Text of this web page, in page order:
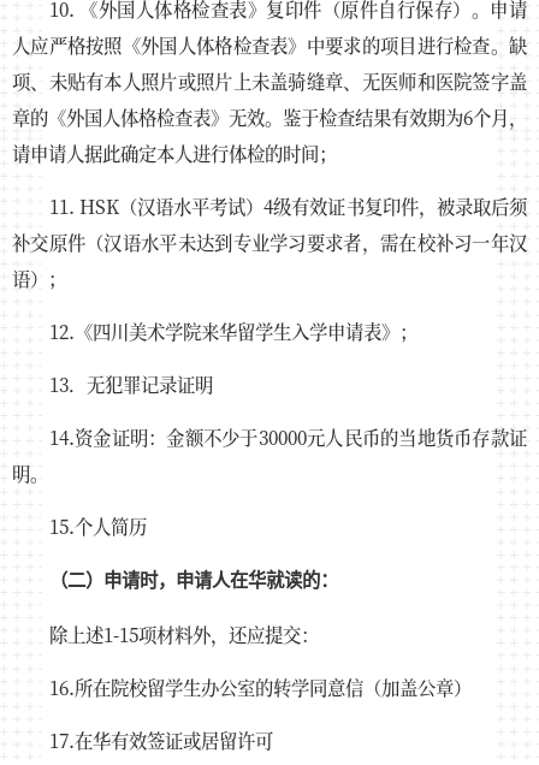
10. 《外国人体格检查表》复印件（原件自行保存）。申请
人应严格按照《外国人体格检查表》中要求的项目进行检查。缺
项、未贴有本人照片或照片上未盖骑缝章、无医师和医院签字盖
章的《外国人体格检查表》无效。鉴于检查结果有效期为6个月，
请申请人据此确定本人进行体检的时间；
11. HSK（汉语水平考试）4级有效证书复印件，被录取后须
补交原件（汉语水平未达到专业学习要求者，需在校补习一年汉
语）；
12.《四川美术学院来华留学生入学申请表》；
13．无犯罪记录证明
14.资金证明：金额不少于30000元人民币的当地货币存款证
明。
15.个人简历
（二）申请时，申请人在华就读的：
除上述1-15项材料外，还应提交：
16.所在院校留学生办公室的转学同意信（加盖公章）
17.在华有效签证或居留许可